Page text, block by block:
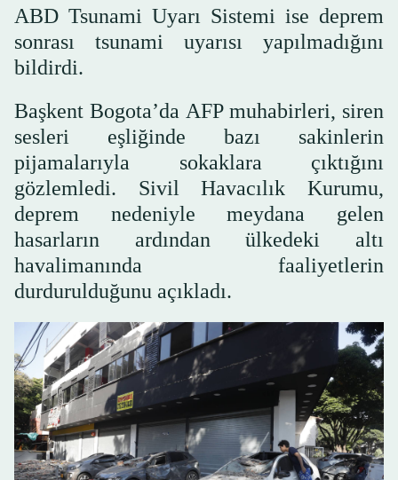
ABD Tsunami Uyarı Sistemi ise deprem
sonrası tsunami uyarısı yapılmadığını
bildirdi.
Başkent Bogota’da AFP muhabirleri, siren
sesleri eşliğinde bazı sakinlerin
pijamalarıyla sokaklara çıktığını
gözlemledi. Sivil Havacılık Kurumu,
deprem nedeniyle meydana gelen
hasarların ardından ülkedeki altı
havalimanında faaliyetlerin
durdurulduğunu açıkladı.